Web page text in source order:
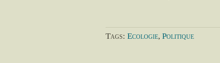
Tags: Ecologie, Politique